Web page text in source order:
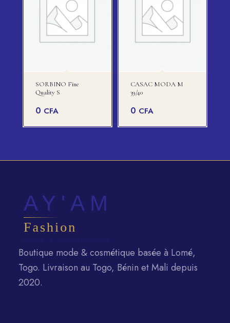
SORBINO Fine
Quality S
0 CFA
CASAC MODA M
39/40
0 CFA
Boutique mode & cosmétique basée à Lomé,
Togo. Livraison au Togo, Bénin et Mali depuis
2020.